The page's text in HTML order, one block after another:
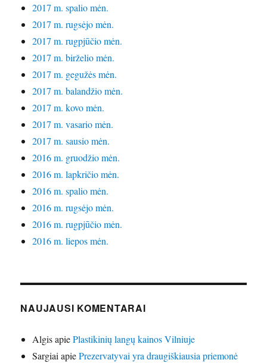
2017 m. spalio mėn.
2017 m. rugsėjo mėn.
2017 m. rugpjūčio mėn.
2017 m. birželio mėn.
2017 m. gegužės mėn.
2017 m. balandžio mėn.
2017 m. kovo mėn.
2017 m. vasario mėn.
2017 m. sausio mėn.
2016 m. gruodžio mėn.
2016 m. lapkričio mėn.
2016 m. spalio mėn.
2016 m. rugsėjo mėn.
2016 m. rugpjūčio mėn.
2016 m. liepos mėn.
NAUJAUSI KOMENTARAI
AlgisapiePlastikinių langų kainos Vilniuje
SargiaiapiePrezervatyvai yra draugiškiausia priemonė